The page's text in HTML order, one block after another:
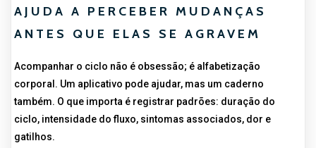
AJUDA A PERCEBER MUDANÇAS
ANTES QUE ELAS SE AGRAVEM
Acompanhar o ciclo não é obsessão; é alfabetização
corporal. Um aplicativo pode ajudar, mas um caderno
também. O que importa é registrar padrões: duração do
ciclo, intensidade do fluxo, sintomas associados, dor e
gatilhos.